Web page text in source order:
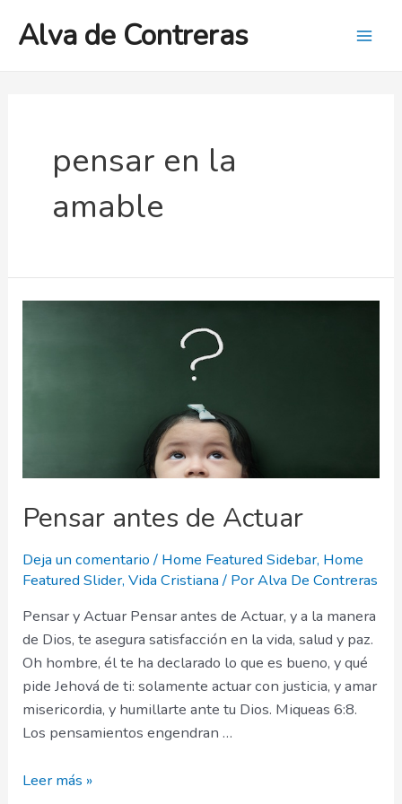
Alva de Contreras
pensar en la
amable
Pensar antes de Actuar
Deja un comentario / Home Featured Sidebar, Home
Featured Slider,Vida Cristiana/ PorAlva De Contreras
Pensar y Actuar Pensar antes de Actuar, y a la manera
de Dios, te asegura satisfacción en la vida, salud y paz.
Oh hombre, él te ha declarado lo que es bueno, y qué
pide Jehová de ti: solamente actuar con justicia, y amar
misericordia, y humillarte ante tu Dios. Miqueas 6:8.
Los pensamientos engendran …
Pensar
Leer más »